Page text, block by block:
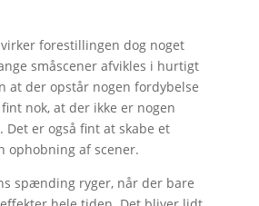
forestillingen dog noget
småscener afvikles i hurtigt
at der opstår nogen fordybelse
nok, at der ikke er nogen
er også fint at skabe et
ophobning af scener.
spænding ryger, når der bare